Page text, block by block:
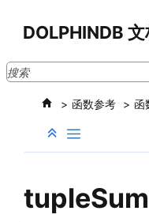
DOLPHINDB
函数参考 函
tupleSum